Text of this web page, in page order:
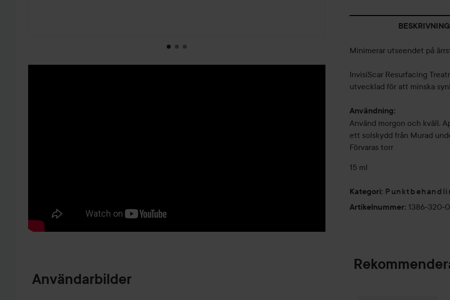
Användarbilder
BESKRIVNING
Minimerar utseendet på
InvisiScar Resurfacing
utvecklad för att minska
Användning:
Använd morgon och kväll.
ett solskydd från Murad
Förvaras torr
15 ml
Kategori:
Artikelnummer: 1386-320-